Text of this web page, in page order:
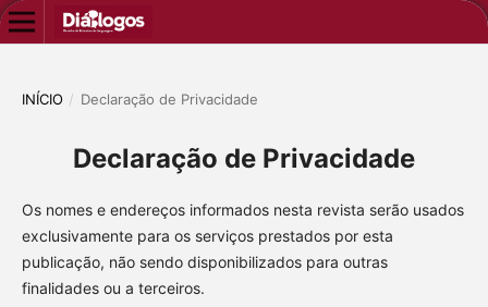
INÍCIO / Declaração de Privacidade
Declaração de Privacidade
Os nomes e endereços informados nesta revista serão usados
exclusivamente para os serviços prestados por esta
publicação, não sendo disponibilizados para outras
finalidades ou a terceiros.